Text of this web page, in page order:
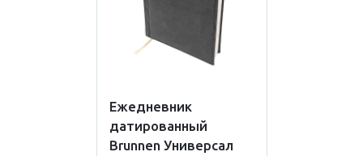
Ежедневник
датированный
Brunnen Универсал